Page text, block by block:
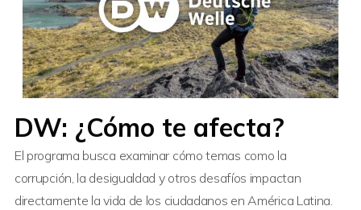
DW: ¿Cómo te afecta?
El programa busca examinar cómo temas como la
corrupción, la desigualdad y otros desafíos impactan
directamente la vida de los ciudadanos en América Latina.